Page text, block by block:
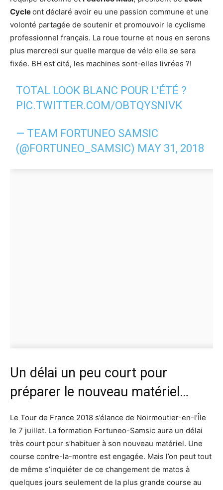
Cycleont déclaré avoir eu une passion commune et une
volonté partagée de soutenir et promouvoir le cyclisme
professionnel français. La roue tourne et nous en serons
plus mercredi sur quelle marque de vélo elle se sera
fixée. BH est cité, les machines sont-elles livrées ?!
TOTAL LOOK BLANC POUR L'ÉTÉ ?
PIC.TWITTER.COM/OBTQYSNIVK
— TEAM FORTUNEO SAMSIC
(@FORTUNEO_SAMSIC) MAY 31, 2018
Un délai un peu court pour
préparer le nouveau matériel…
Le Tour de France 2018 s’élance de Noirmoutier-en-l’Île
le 7 juillet. La formation Fortuneo-Samsic aura un délai
très court pour s’habituer à son nouveau matériel. Une
course contre-la-montre est engagée. Mais l’on peut tout
de même s’inquiéter de ce changement de matos à
quelques jours seulement de la plus grande course au